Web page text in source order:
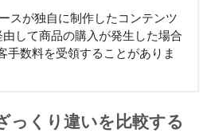
スが独自に制作したコンテンツ
して商品の購入が発生した場合
手数料を受領することがありま
っくり違いを比較する